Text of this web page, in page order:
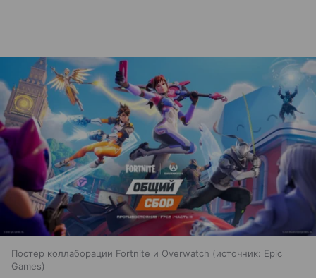
Постер коллаборации Fortnite и Overwatch источник: Epic
Games